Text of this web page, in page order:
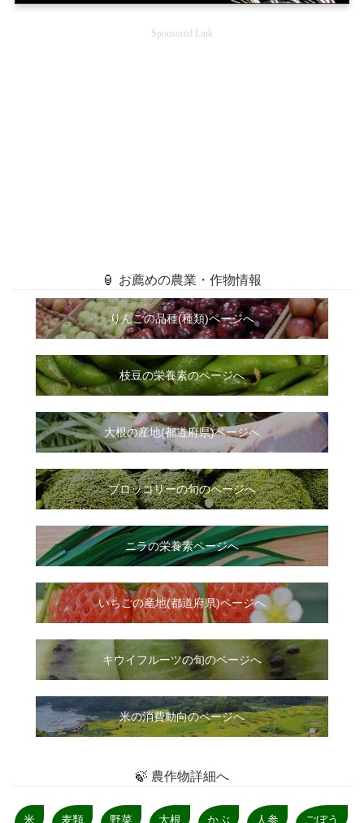
Sponsored Link
🏮 お薦めの農業・作物情報
りんごの品種(種類)ページへ
枝豆の栄養素のページへ
大根の産地(都道府県)ページへ
ブロッコリーの旬のページへ
ニラの栄養素ページへ
いちごの産地(都道府県)ページへ
キウイフルーツの旬のページへ
米の消費動向のページへ
🍃 農作物詳細へ
米 麦類 野菜 大根 かぶ 人参 ごぼう